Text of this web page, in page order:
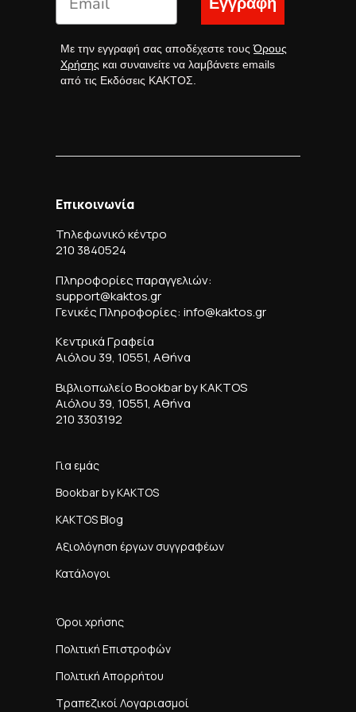
Με την εγγραφή σας αποδέχεστε τουςΌρους
Χρήσης και συναινείτε να λαμβάνετε emails
από τις Εκδόσεις ΚΑΚΤΟΣ.
Επικοινωνία
Τηλεφωνικό κέντρο
210 3840524
Πληροφορίες παραγγελιών:
support@kaktos.gr
Γενικές Πληροφορίες: info@kaktos.gr
Κεντρικά Γραφεία
Αιόλου 39, 10551, Αθήνα
Βιβλιοπωλείο Bookbar by KAKTOS
Αιόλου 39, 10551, Αθήνα
210 3303192
Για εμάς
Bookbar by KAKTOS
KAKTOS Blog
Αξιολόγηση έργων συγγραφέων
Κατάλογοι
Όροι χρήσης
Πολιτική Επιστροφών
Πολιτική Απορρήτου
Τραπεζικοί Λογαριασμοί